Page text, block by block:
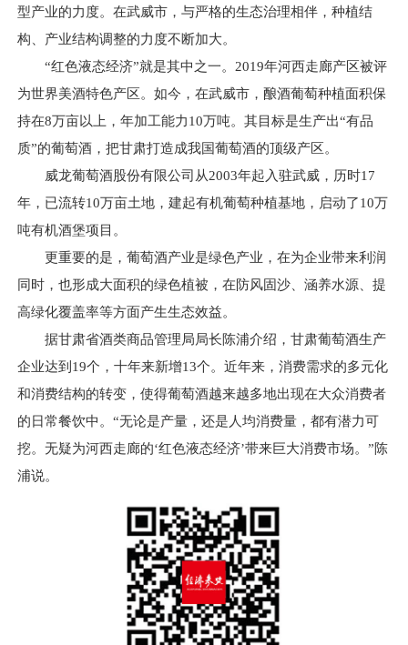
型产业的力度。在武威市，与严格的生态治理相伴，种植结
构、产业结构调整的力度不断加大。
“红色液态经济”就是其中之一。2019年河西走廊产区被评
为世界美酒特色产区。如今，在武威市，酿酒葡萄种植面积保
持在8万亩以上，年加工能力10万吨。其目标是生产出“有品
质”的葡萄酒，把甘肃打造成我国葡萄酒的顶级产区。
威龙葡萄酒股份有限公司从2003年起入驻武威，历时17
年，已流转10万亩土地，建起有机葡萄种植基地，启动了10万
吨有机酒堡项目。
更重要的是，葡萄酒产业是绿色产业，在为企业带来利润
同时，也形成大面积的绿色植被，在防风固沙、涵养水源、提
高绿化覆盖率等方面产生生态效益。
据甘肃省酒类商品管理局局长陈浦介绍，甘肃葡萄酒生产
企业达到19个，十年来新增13个。近年来，消费需求的多元化
和消费结构的转变，使得葡萄酒越来越多地出现在大众消费者
的日常餐饮中。“无论是产量，还是人均消费量，都有潜力可
挖。无疑为河西走廊的‘红色液态经济’带来巨大消费市场。”陈
浦说。